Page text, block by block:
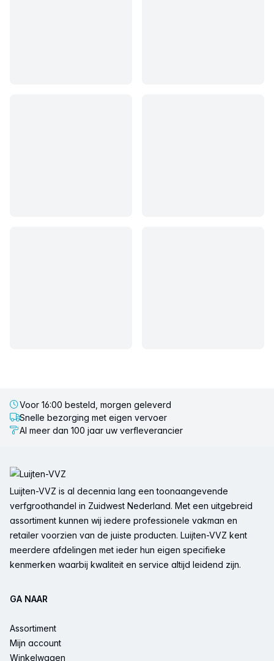
Voor 16:00 besteld, morgen geleverd
Snelle bezorging met eigen vervoer
Al meer dan 100 jaar uw verfleverancier
Luijten-VVZ is al decennia lang een toonaangevende
verfgroothandel in Zuidwest Nederland. Met een uitgebreid
assortiment kunnen wij iedere professionele vakman en
retailer voorzien van de juiste producten. Luijten-VVZ kent
meerdere afdelingen met ieder hun eigen specifieke
kenmerken waarbij kwaliteit en service altijd leidend zijn.
GA NAAR
Assortiment
Mijn account
Winkelwagen